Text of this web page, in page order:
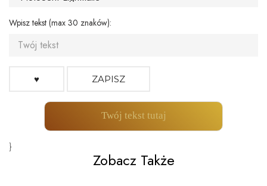
Wpisz tekst (max 30 znaków):
♥ ZAPISZ
Twój tekst tutaj
}
Zobacz Także